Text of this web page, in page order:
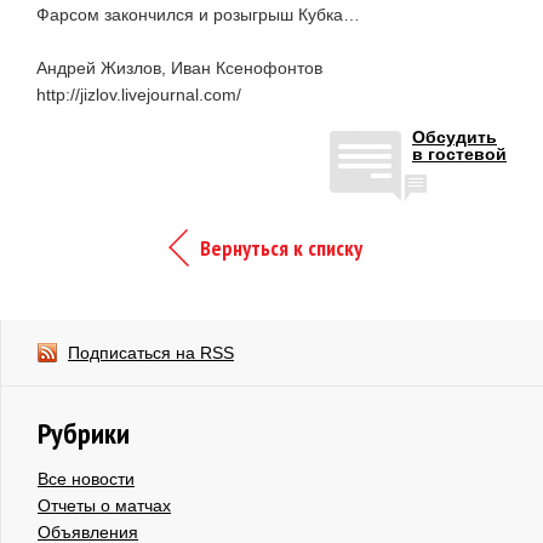
Фарсом закончился и розыгрыш Кубка…
Андрей Жизлов, Иван Ксенофонтов
http://jizlov.livejournal.com/
Обсудить
в гостевой
Вернуться к списку
Подписаться на RSS
Рубрики
Все новости
Отчеты о матчах
Объявления